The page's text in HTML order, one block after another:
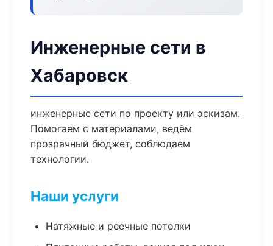
Инженерные сети в
Хабаровск
инженерные сети по проекту или эскизам.
Помогаем с материалами, ведём
прозрачный бюджет, соблюдаем
технологии.
Наши услуги
Натяжные и реечные потолки